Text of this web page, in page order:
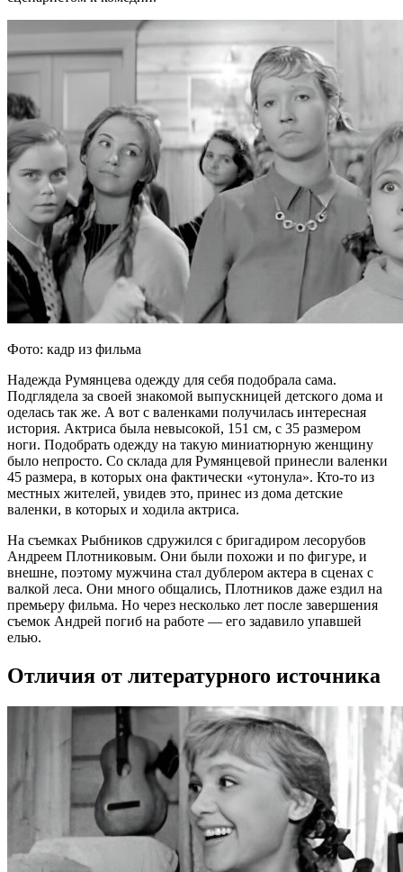
Фото: кадр из фильма
Надежда Румянцева одежду для себя подобрала сама.
Подглядела за своей знакомой выпускницей детского дома и
оделась так же. А вот с валенками получилась интересная
история. Актриса была невысокой, 151 см, с 35 размером
ноги. Подобрать одежду на такую миниатюрную женщину
было непросто. Со склада для Румянцевой принесли валенки
45 размера, в которых она фактически «утонула». Кто-то из
местных жителей, увидев это, принес из дома детские
валенки, в которых и ходила актриса.
На съемках Рыбников сдружился с бригадиром лесорубов
Андреем Плотниковым. Они были похожи и по фигуре, и
внешне, поэтому мужчина стал дублером актера в сценах с
валкой леса. Они много общались, Плотников даже ездил на
премьеру фильма. Но через несколько лет после завершения
съемок Андрей погиб на работе — его задавило упавшей
елью.
Отличия от литературного источника